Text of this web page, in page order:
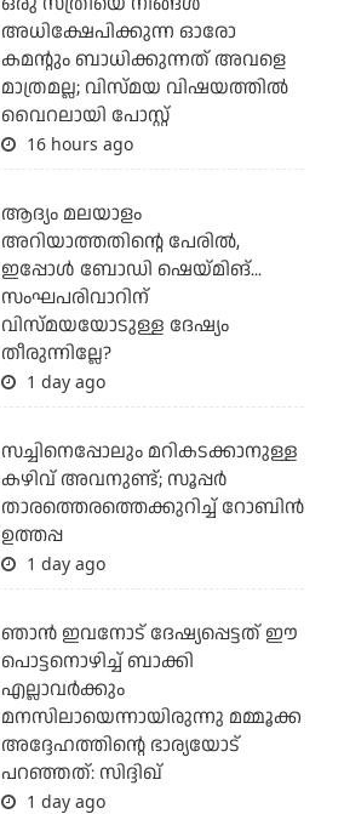
അധിക്ഷേപിക്കുന്ന ഓരോ
കമന്റും ബാധിക്കുന്നത് അവളെ
മാത്രമല്ല; വിസ്മയ വിഷയത്തില്‍
വൈറലായി പോസ്റ്റ്
16 hours ago
ആദ്യം മലയാളം
അറിയാത്തതിന്റെ പേരില്‍,
ഇപ്പോള്‍ ബോഡി ഷെയ്മിങ്...
സംഘപരിവാറിന്
വിസ്മയയോടുള്ള ദേഷ്യം
തീരുന്നില്ലേ?
1 day ago
സച്ചിനെപ്പോലും മറികടക്കാനുള്ള
കഴിവ് അവനുണ്ട്; സൂപ്പര്‍
താരത്തെരത്തെക്കുറിച്ച് റോബിന്‍
ഉത്തപ്പ
1 day ago
ഞാന്‍ ഇവനോട് ദേഷ്യപ്പെട്ടത് ഈ
പൊട്ടനൊഴിച്ച് ബാക്കി
എല്ലാവര്‍ക്കും
മനസിലായെന്നായിരുന്നു മമ്മൂക്ക
അദ്ദേഹത്തിന്റെ ഭാര്യയോട്
പറഞ്ഞത്: സിദ്ദിഖ്
1 day ago